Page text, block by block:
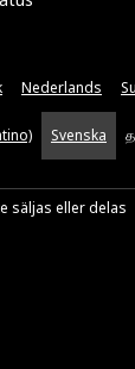
Nederlands
Svenska
säljas eller delas